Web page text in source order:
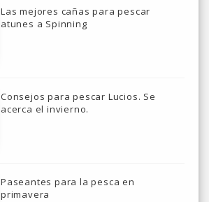
Las mejores cañas para pescar
atunes a Spinning
Consejos para pescar Lucios. Se
acerca el invierno.
Paseantes para la pesca en
primavera